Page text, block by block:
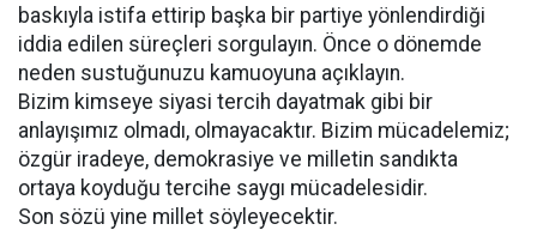
baskıyla istifa ettirip başka bir partiye yönlendirdiği
iddia edilen süreçleri sorgulayın. Önce o dönemde
neden sustuğunuzu kamuoyuna açıklayın.
Bizim kimseye siyasi tercih dayatmak gibi bir
anlayışımız olmadı, olmayacaktır. Bizim mücadelemiz;
özgür iradeye, demokrasiye ve milletin sandıkta
ortaya koyduğu tercihe saygı mücadelesidir.
Son sözü yine millet söyleyecektir.